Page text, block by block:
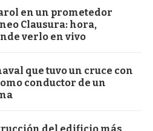
en un prometedor
Clausura: hora,
verlo en vivo
que tuvo un cruce con
conductor de un